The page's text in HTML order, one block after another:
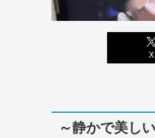
X
～静かで美し